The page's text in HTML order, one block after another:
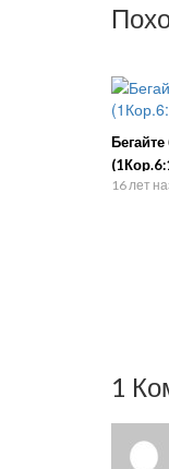
16 лет
1